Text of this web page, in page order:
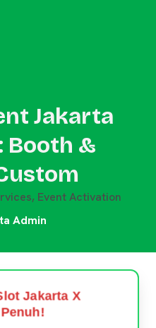
Jakarta
Booth &
, Event Activation
Admin
Jakarta X